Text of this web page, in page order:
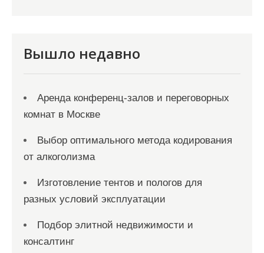
Вышло недавно
Аренда конференц-залов и переговорных
комнат в Москве
Выбор оптимального метода кодирования
от алкоголизма
Изготовление тентов и пологов для
разных условий эксплуатации
Подбор элитной недвижимости и
консалтинг